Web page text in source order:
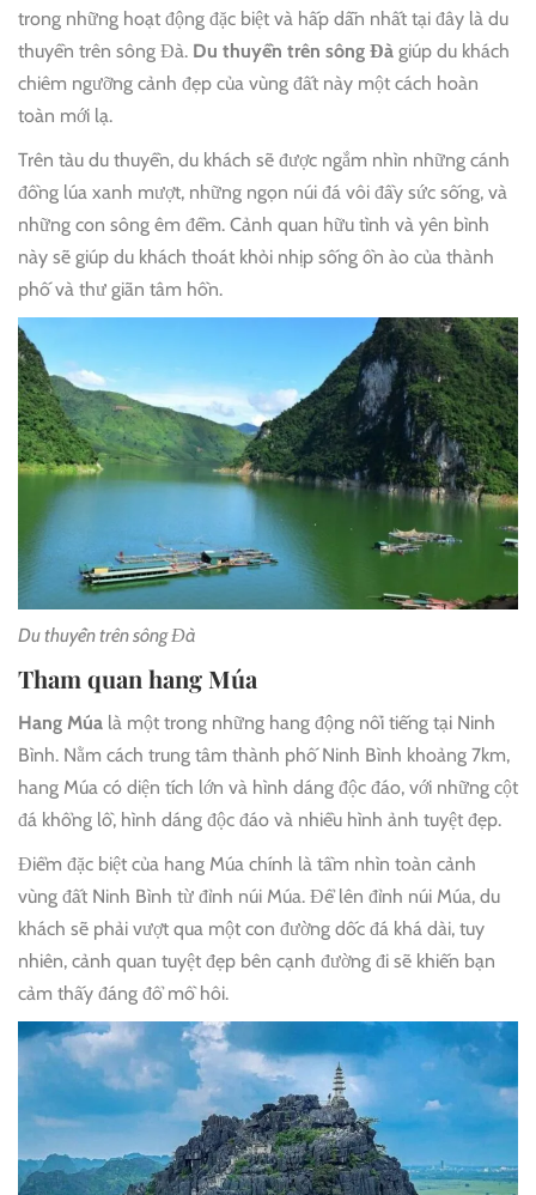
trong những hoạt động đặc biệt và hấp dẫn nhất tại đây là du
thuyền trên sông Đà. Du thuyền trên sông Đà giúp du khách
chiêm ngưỡng cảnh đẹp của vùng đất này một cách hoàn
toàn mới lạ.
Trên tàu du thuyền, du khách sẽ được ngắm nhìn những cánh
đồng lúa xanh mượt, những ngọn núi đá vôi đầy sức sống, và
những con sông êm đềm. Cảnh quan hữu tình và yên bình
này sẽ giúp du khách thoát khỏi nhịp sống ồn ào của thành
phố và thư giãn tâm hồn.
Du thuyền trên sông Đà
Tham quan hang Múa
Hang Múa là một trong những hang động nổi tiếng tại Ninh
Bình. Nằm cách trung tâm thành phố Ninh Bình khoảng 7km,
hang Múa có diện tích lớn và hình dáng độc đáo, với những cột
đá khổng lồ, hình dáng độc đáo và nhiều hình ảnh tuyệt đẹp.
Điểm đặc biệt của hang Múa chính là tầm nhìn toàn cảnh
vùng đất Ninh Bình từ đỉnh núi Múa. Để lên đỉnh núi Múa, du
khách sẽ phải vượt qua một con đường dốc đá khá dài, tuy
nhiên, cảnh quan tuyệt đẹp bên cạnh đường đi sẽ khiến bạn
cảm thấy đáng đổ mồ hôi.